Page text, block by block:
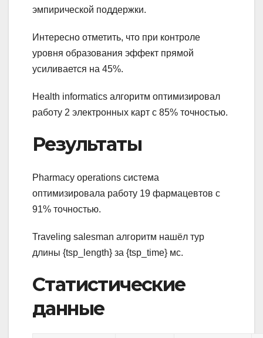
эмпирической поддержки.
Интересно отметить, что при контроле
уровня образования эффект прямой
усиливается на 45%.
Health informatics алгоритм оптимизировал
работу 2 электронных карт с 85% точностью.
Результаты
Pharmacy operations система
оптимизировала работу 19 фармацевтов с
91% точностью.
Traveling salesman алгоритм нашёл тур
длины {tsp_length} за {tsp_time} мс.
Статистические
данные